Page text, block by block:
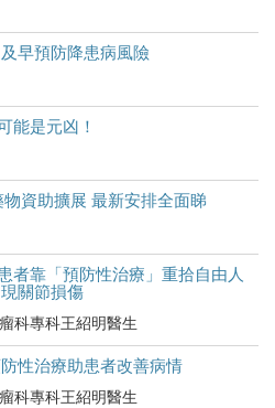
早預防降患病風險
能是元凶！
資助擴展 最新安排全面睇
靠「預防性治療」重拾自由人
關節損傷
科專科王紹明醫生
性治療助患者改善病情
科專科王紹明醫生